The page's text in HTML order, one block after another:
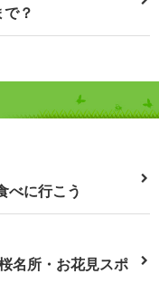
？
べに行こう
名所・お花見スポ